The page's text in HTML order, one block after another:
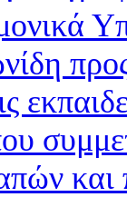
προς